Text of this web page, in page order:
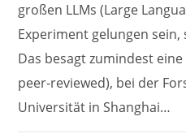
großen LLMs (Large
Experiment gelungen
Das besagt zumindest
peer-reviewed), bei der
Universität in Shanghai…